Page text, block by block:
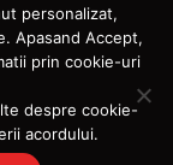
25060148 | Reg.
XTD GARAGE
| Pagina web XTD
BAFO
personalizat,
Apasand Accept,
prin cookie-uri
despre cookie-
acordului.